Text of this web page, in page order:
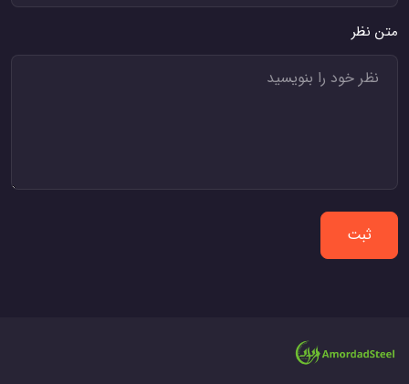
متن نظر
ثبت